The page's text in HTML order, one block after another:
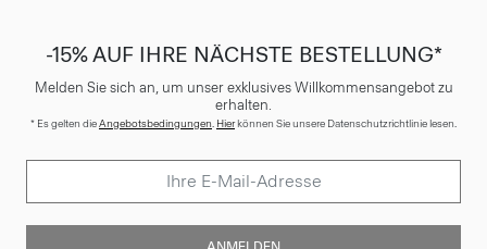
-15% AUF IHRE NÄCHSTE BESTELLUNG*
Melden Sie sich an, um unser exklusives Willkommensangebot zu
erhalten.
* Es gelten dieAngebotsbedingungen. Hierkönnen Sie unsere Datenschutzrichtlinie lesen.